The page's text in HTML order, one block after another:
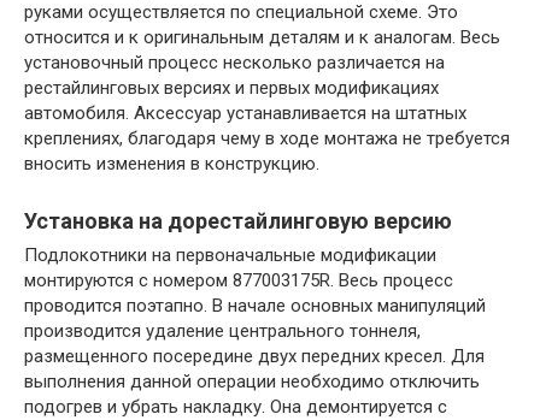
руками осуществляется по специальной схеме. Это
относится и к оригинальным деталям и к аналогам. Весь
установочный процесс несколько различается на
рестайлинговых версиях и первых модификациях
автомобиля. Аксессуар устанавливается на штатных
креплениях, благодаря чему в ходе монтажа не требуется
вносить изменения в конструкцию.
Установка на дорестайлинговую версию
Подлокотники на первоначальные модификации
монтируются с номером 877003175R. Весь процесс
проводится поэтапно. В начале основных манипуляций
производится удаление центрального тоннеля,
размещенного посередине двух передних кресел. Для
выполнения данной операции необходимо отключить
подогрев и убрать накладку. Она демонтируется с